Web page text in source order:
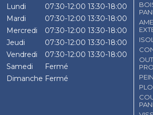
Lundi
07:30-12:00 13:30-18:00
Mardi
07:30-12:00 13:30-18:00
Mercredi
07:30-12:00 13:30-18:00
Jeudi
07:30-12:00 13:30-18:00
Vendredi
07:30-12:00 13:30-18:00
Samedi
Fermé
Dimanche Fermé